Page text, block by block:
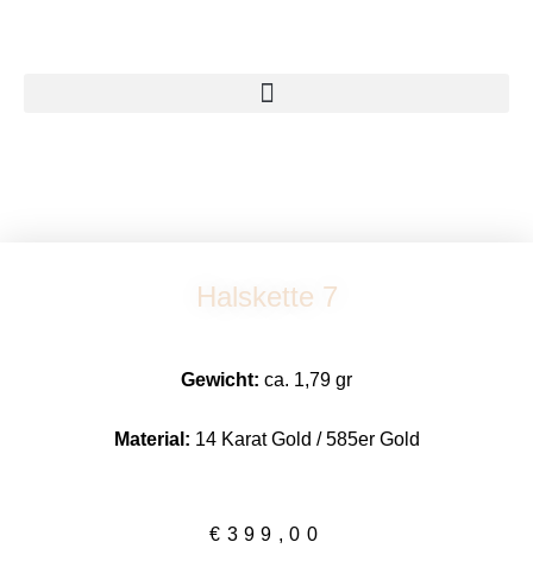
Halskette 7
Gewicht: ca. 1,79 gr
Material: 14 Karat Gold / 585er Gold
€ 399,00